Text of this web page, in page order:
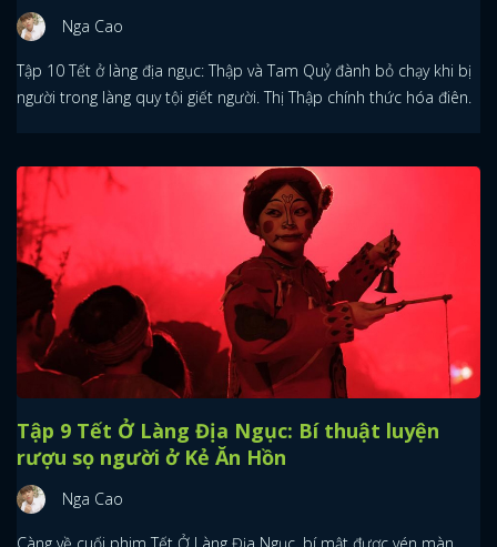
Nga Cao
Tập 10 Tết ở làng địa ngục: Thập và Tam Quỷ đành bỏ chạy khi bị
người trong làng quy tội giết người. Thị Thập chính thức hóa điên.
Tập 9 Tết Ở Làng Địa Ngục: Bí thuật luyện
rượu sọ người ở Kẻ Ăn Hồn
Nga Cao